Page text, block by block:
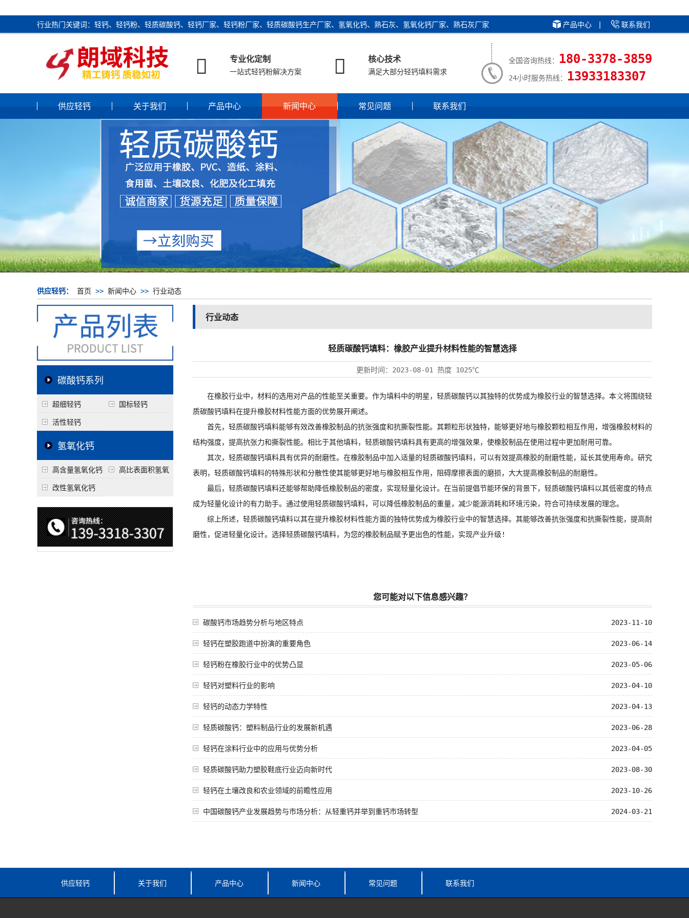
行业热门关键词：轻钙、轻钙粉、轻质碳酸钙、轻钙厂家、轻钙粉厂家、轻质碳酸钙生产厂家、氢氧化钙、熟石灰、氢氧化钙厂家、熟石灰厂家 产品中心 | 联系我们
 专业化定制
一站式轻钙粉解决方案  核心技术
满足大部分轻钙填料需求
全国咨询热线： 180-3378-3859
24小时服务热线： 13933183307
供应轻钙 关于我们 产品中心 新闻中心 常见问题 联系我们
供应轻钙： 首页 >> 新闻中心 >> 行业动态
碳酸钙系列
超细轻钙
国标轻钙
活性轻钙
氢氧化钙
高含量氢氧化钙
高比表面积氢氧
改性氢氧化钙
行业动态
轻质碳酸钙填料：橡胶产业提升材料性能的智慧选择
更新时间： 2023-08-01 热度 1025℃
在橡胶行业中，材料的选用对产品的性能至关重要。作为填料中的明星， 轻质碳酸钙以其独特的优势成为橡胶行业的智慧选择。本文将围绕轻
质碳酸钙填料在提升橡胶材料性能方面的优势展开阐述。
首先， 轻质碳酸钙填料能够有效改善橡胶制品的抗张强度和抗撕裂性能。其颗粒形状独特，能够更好地与橡胶颗粒相互作用，增强橡胶材料的
结构强度，提高抗张力和撕裂性能。相比于其他填料，轻质碳酸钙填料具有更高的增强效果，使橡胶制品在使用过程中更加耐用可靠。
其次，轻质碳酸钙填料具有优异的耐磨性。在橡胶制品中加入适量的轻质碳酸钙填料，可以有效提高橡胶的耐磨性能，延长其使用寿命。研究
表明，轻质碳酸钙填料的特殊形状和分散性使其能够更好地与橡胶相互作用，阻碍摩擦表面的磨损，大大提高橡胶制品的耐磨性。
最后，轻质碳酸钙填料还能够帮助降低橡胶制品的密度，实现轻量化设计。在当前提倡节能环保的背景下，轻质碳酸钙填料以其低密度的特点
成为轻量化设计的有力助手。通过使用轻质碳酸钙填料，可以降低橡胶制品的重量，减少能源消耗和环境污染，符合可持续发展的理念。
综上所述，轻质碳酸钙填料以其在提升橡胶材料性能方面的独特优势成为橡胶行业中的智慧选择。其能够改善抗张强度和抗撕裂性能，提高耐
磨性，促进轻量化设计。选择轻质碳酸钙填料，为您的橡胶制品赋予更出色的性能，实现产业升级!
您可能对以下信息感兴趣？
2023-11-10
碳酸钙市场趋势分析与地区特点
2023-06-14
轻钙在塑胶跑道中扮演的重要角色
2023-05-06
轻钙粉在橡胶行业中的优势凸显
2023-04-10
轻钙对塑料行业的影响
2023-04-13
轻钙的动态力学特性
2023-06-28
​轻质碳酸钙：塑料制品行业的发展新机遇
2023-04-05
轻钙在涂料行业中的应用与优势分析
2023-08-30
轻质碳酸钙助力塑胶鞋底行业迈向新时代
2023-10-26
轻钙在土壤改良和农业领域的前瞻性应用
2024-03-21
中国碳酸钙产业发展趋势与市场分析：从轻重钙并举到重钙市场转型
供应轻钙 关于我们 产品中心 新闻中心 常见问题 联系我们